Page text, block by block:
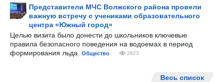
Представители МЧС Волжского района провели
важную встречу с учениками образовательного
центра «Южный город»
Целью визита было донести до школьников ключевые
правила безопасного поведения на водоемах в период
формирования льда.
Общество 2823
Весь список